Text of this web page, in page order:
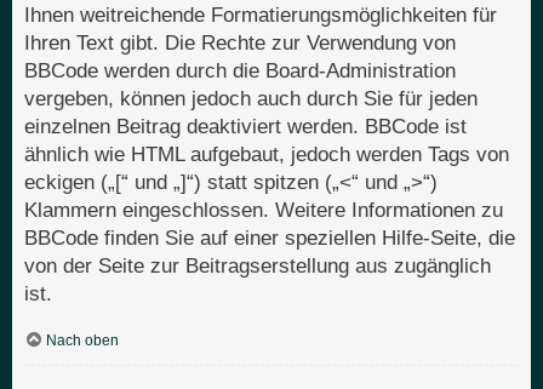
Ihnen weitreichende Formatierungsmöglichkeiten für
Ihren Text gibt. Die Rechte zur Verwendung von
BBCode werden durch die Board-Administration
vergeben, können jedoch auch durch Sie für jeden
einzelnen Beitrag deaktiviert werden. BBCode ist
ähnlich wie HTML aufgebaut, jedoch werden Tags von
eckigen („[“ und „]“) statt spitzen („<“ und „>“)
Klammern eingeschlossen. Weitere Informationen zu
BBCode finden Sie auf einer speziellen Hilfe-Seite, die
von der Seite zur Beitragserstellung aus zugänglich
ist.
Nach oben